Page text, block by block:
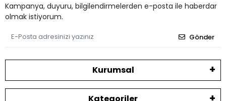
Kampanya, duyuru, bilgilendirmelerden e-posta ile haberdar
olmak istiyorum.
Gönder
Kurumsal
Kategoriler